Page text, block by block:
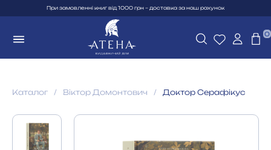
При замовленні книг від 1000 грн – доставка за наш рахунок
0
Каталог Віктор Домонтович Доктор Серафікус